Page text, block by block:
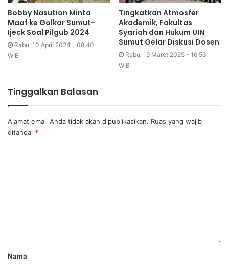
Bobby Nasution Minta
Maaf ke Golkar Sumut-
Ijeck Soal Pilgub 2024
Rabu, 10 April 2024 - 08:40
WIB
Tingkatkan Atmosfer
Akademik, Fakultas
Syariah dan Hukum UIN
Sumut Gelar Diskusi Dosen
Rabu, 19 Maret 2025 - 16:53
WIB
Tinggalkan Balasan
Alamat email Anda tidak akan dipublikasikan. Ruas yang wajib
ditandai *
Nama